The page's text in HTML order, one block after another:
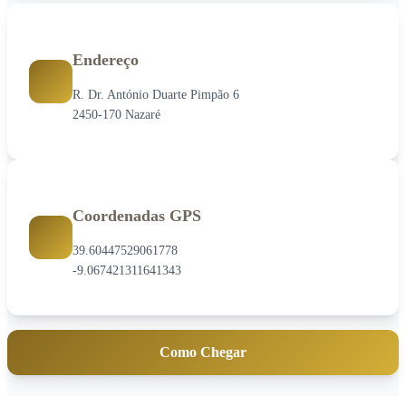
Endereço
R. Dr. António Duarte Pimpão 6
2450-170 Nazaré
Coordenadas GPS
39.60447529061778
-9.067421311641343
Como Chegar